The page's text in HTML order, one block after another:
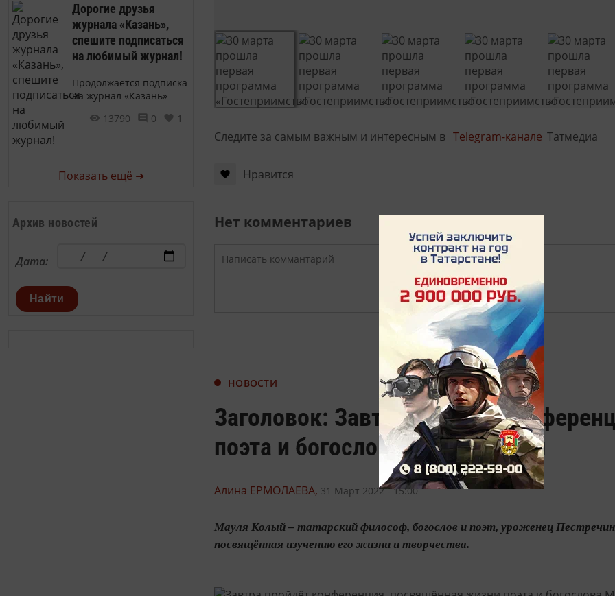
Дорогие друзья
журнала «Казань»,
спешите подписаться
на любимый журнал!
Продолжается подписка
на журнал «Казань»
13790
0 1
Показать ещё ➜
Архив новостей
Дата:
Найти
Следите за самым важным и интересным в Telegram-канале Татмедиа
Нравится
Нет комментариев
НОВОСТИ
Заголовок: Завтра пройдёт
поэта и богослова Мауля Колыя
Алина ЕРМОЛАЕВА, 31 Март 2022 - 15:00
Мауля Колый – татарский философ, богослов и поэт, уроженец
посвящённая изучению его жизни и творчества.